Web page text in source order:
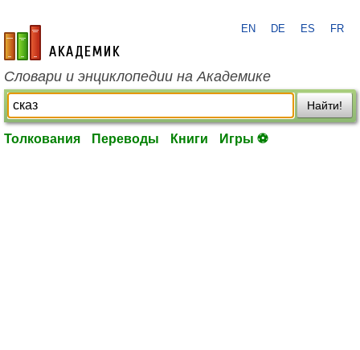
academic.ru
EN DE ES FR
Словари и энциклопедии на Академике
Найти!
Толкования Переводы Книги Игры ⚽